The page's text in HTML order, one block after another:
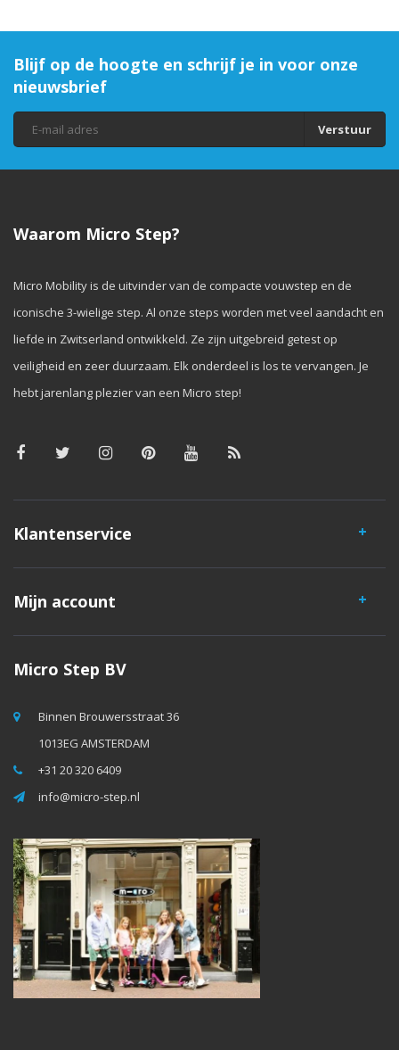
Blijf op de hoogte en schrijf je in voor onze
nieuwsbrief
Verstuur
Waarom Micro Step?
Micro Mobility is de uitvinder van de compacte vouwstep en de
iconische 3-wielige step. Al onze steps worden met veel aandacht en
liefde in Zwitserland ontwikkeld. Ze zijn uitgebreid getest op
veiligheid en zeer duurzaam. Elk onderdeel is los te vervangen. Je
hebt jarenlang plezier van een Micro step!
Klantenservice
Mijn account
Micro Step BV
Binnen Brouwersstraat 36
1013EG AMSTERDAM
+31 20 320 6409
info@micro-step.nl